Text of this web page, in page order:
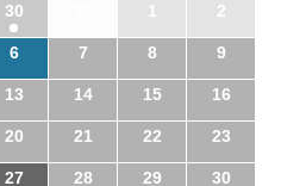
30 1 2
6 7 8 9
13 14 15 16
20 21 22 23
27 28 29 30